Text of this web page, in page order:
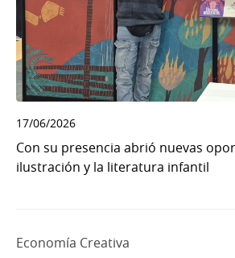
17/06/2026
Con su presencia abrió nuevas
ilustración y la literatura infantil
Economía Creativa